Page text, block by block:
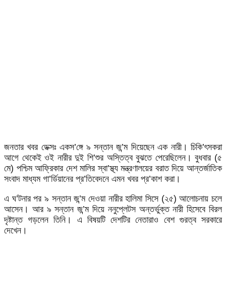
জনতার খবর ডেক্সঃ একস’ঙ্গে ৯ সন্তান জ’ন্ম দিয়েছেন এক নারী। চিকি’ৎসকরা
আগে থেকেই ওই নারীর দুই শি’শুর অস্তিত্ব বুঝতে পেরেছিলেন। বুধবার (৫
মে) পশ্চিম আফ্রিকার দেশ মালির স্বা’স্থ্য মন্ত্রণালয়ের বরাত দিয়ে আন্তর্জাতিক
সংবাদ মাধ্যম গা’র্ডিয়ানের প্র’তিবেদনে এমন খবর প্র’কাশ করা।
এ ঘ’টনার পর ৯ সন্তান জ’ন্ম দেওয়া নারীর হালিমা সিসে (২৫) আলোচনায় চলে
আসেন। আর ৯ সন্তান জ’ন্ম দিয়ে ননুপ্লেটস অন্তর্ভুক্ত নারী হিসেবে বিরল
দৃষ্টান্ত গড়লেন তিনি। এ বিষয়টি দেশটির নেতারাও বেশ গুরত্ব সরকারে
দেখেন।